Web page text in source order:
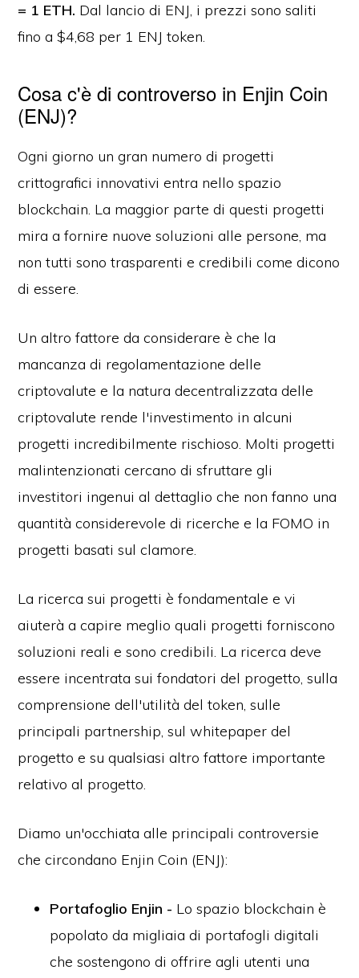
= 1 ETH. Dal lancio di ENJ, i prezzi sono saliti
fino a $4,68 per 1 ENJ token.
Cosa c'è di controverso in Enjin Coin
(ENJ)?
Ogni giorno un gran numero di progetti
crittografici innovativi entra nello spazio
blockchain. La maggior parte di questi progetti
mira a fornire nuove soluzioni alle persone, ma
non tutti sono trasparenti e credibili come dicono
di essere.
Un altro fattore da considerare è che la
mancanza di regolamentazione delle
criptovalute e la natura decentralizzata delle
criptovalute rende l'investimento in alcuni
progetti incredibilmente rischioso. Molti progetti
malintenzionati cercano di sfruttare gli
investitori ingenui al dettaglio che non fanno una
quantità considerevole di ricerche e la FOMO in
progetti basati sul clamore.
La ricerca sui progetti è fondamentale e vi
aiuterà a capire meglio quali progetti forniscono
soluzioni reali e sono credibili. La ricerca deve
essere incentrata sui fondatori del progetto, sulla
comprensione dell'utilità del token, sulle
principali partnership, sul whitepaper del
progetto e su qualsiasi altro fattore importante
relativo al progetto.
Diamo un'occhiata alle principali controversie
che circondano Enjin Coin (ENJ):
Portafoglio Enjin - Lo spazio blockchain è
popolato da migliaia di portafogli digitali
che sostengono di offrire agli utenti una